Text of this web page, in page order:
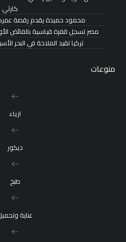
كارثي
محمود حميدة يقدم رقصة عمرها 32 عاماً في زفاف
مصر تسجل قفزة قياسية بالفائض
تركيا تقيد الملاحة في البحر
منوعات
ازياء
ديكور
طبخ
عناية